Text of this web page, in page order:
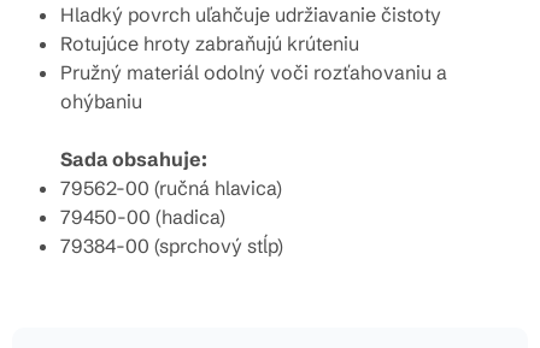
Hladký povrch uľahčuje udržiavanie čistoty
Rotujúce hroty zabraňujú krúteniu
Pružný materiál odolný voči rozťahovaniu a
ohýbaniu
Sada obsahuje:
79562-00 (ručná hlavica)
79450-00 (hadica)
79384-00 (sprchový stĺp)